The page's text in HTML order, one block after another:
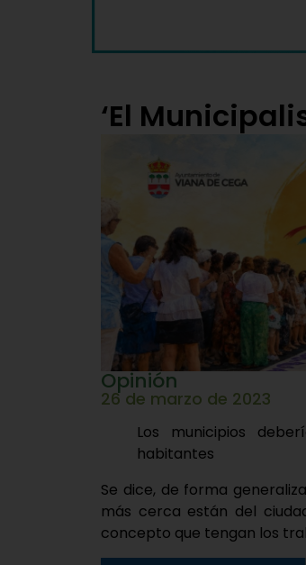
‘El
Opinión
26 de marzo de 2023
Los municipios
habitantes
Se dice, de forma
más cerca están del
concepto que tengan los